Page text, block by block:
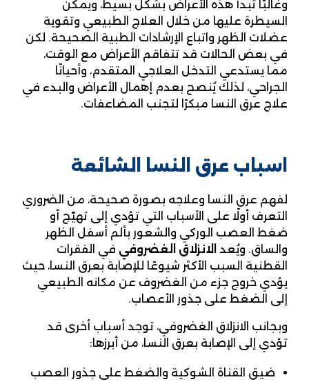
وغالبًا تبدأ هذه الأعراض بشكل بسيط، ويمكن
السيطرة عليها من خلال العلاج الطبيعي وتقوية
عضلات الظهر واتباع الإرشادات الطبية الصحيحة. لكن
في بعض الحالات قد تتفاقم الأعراض مع الوقت،
مما يستدعي التدخل العلاجي المتقدم، وأحيانًا
الجراحي، لذلك يُنصح بعدم إهمال الأعراض والبدء في
علاج عرق النسا مبكرًا لتجنب المضاعفات.
اسباب عرق النسا الشائعة
لفهم عرق النسا وعلاجه بصورة صحيحة، من الضروري
التعرف أولًا على الأسباب التي تؤدي إلى تهيّج أو
ضغط العصب الوركي والشعور بألم أسفل الظهر
والساق. ويُعد الانزلاق الغضروفي في الفقرات
القطنية السبب الأكثر شيوعًا للإصابة بعرق النسا، حيث
يؤدي خروج جزء من الغضروف عن مكانه الطبيعي
إلى الضغط على جذور الأعصاب.
وبجانب الانزلاق الغضروفي، توجد أسباب أخرى قد
تؤدي إلى الإصابة بعرق النسا، من أبرزها:
ضيق القناة الشوكية والضغط على جذور العصب